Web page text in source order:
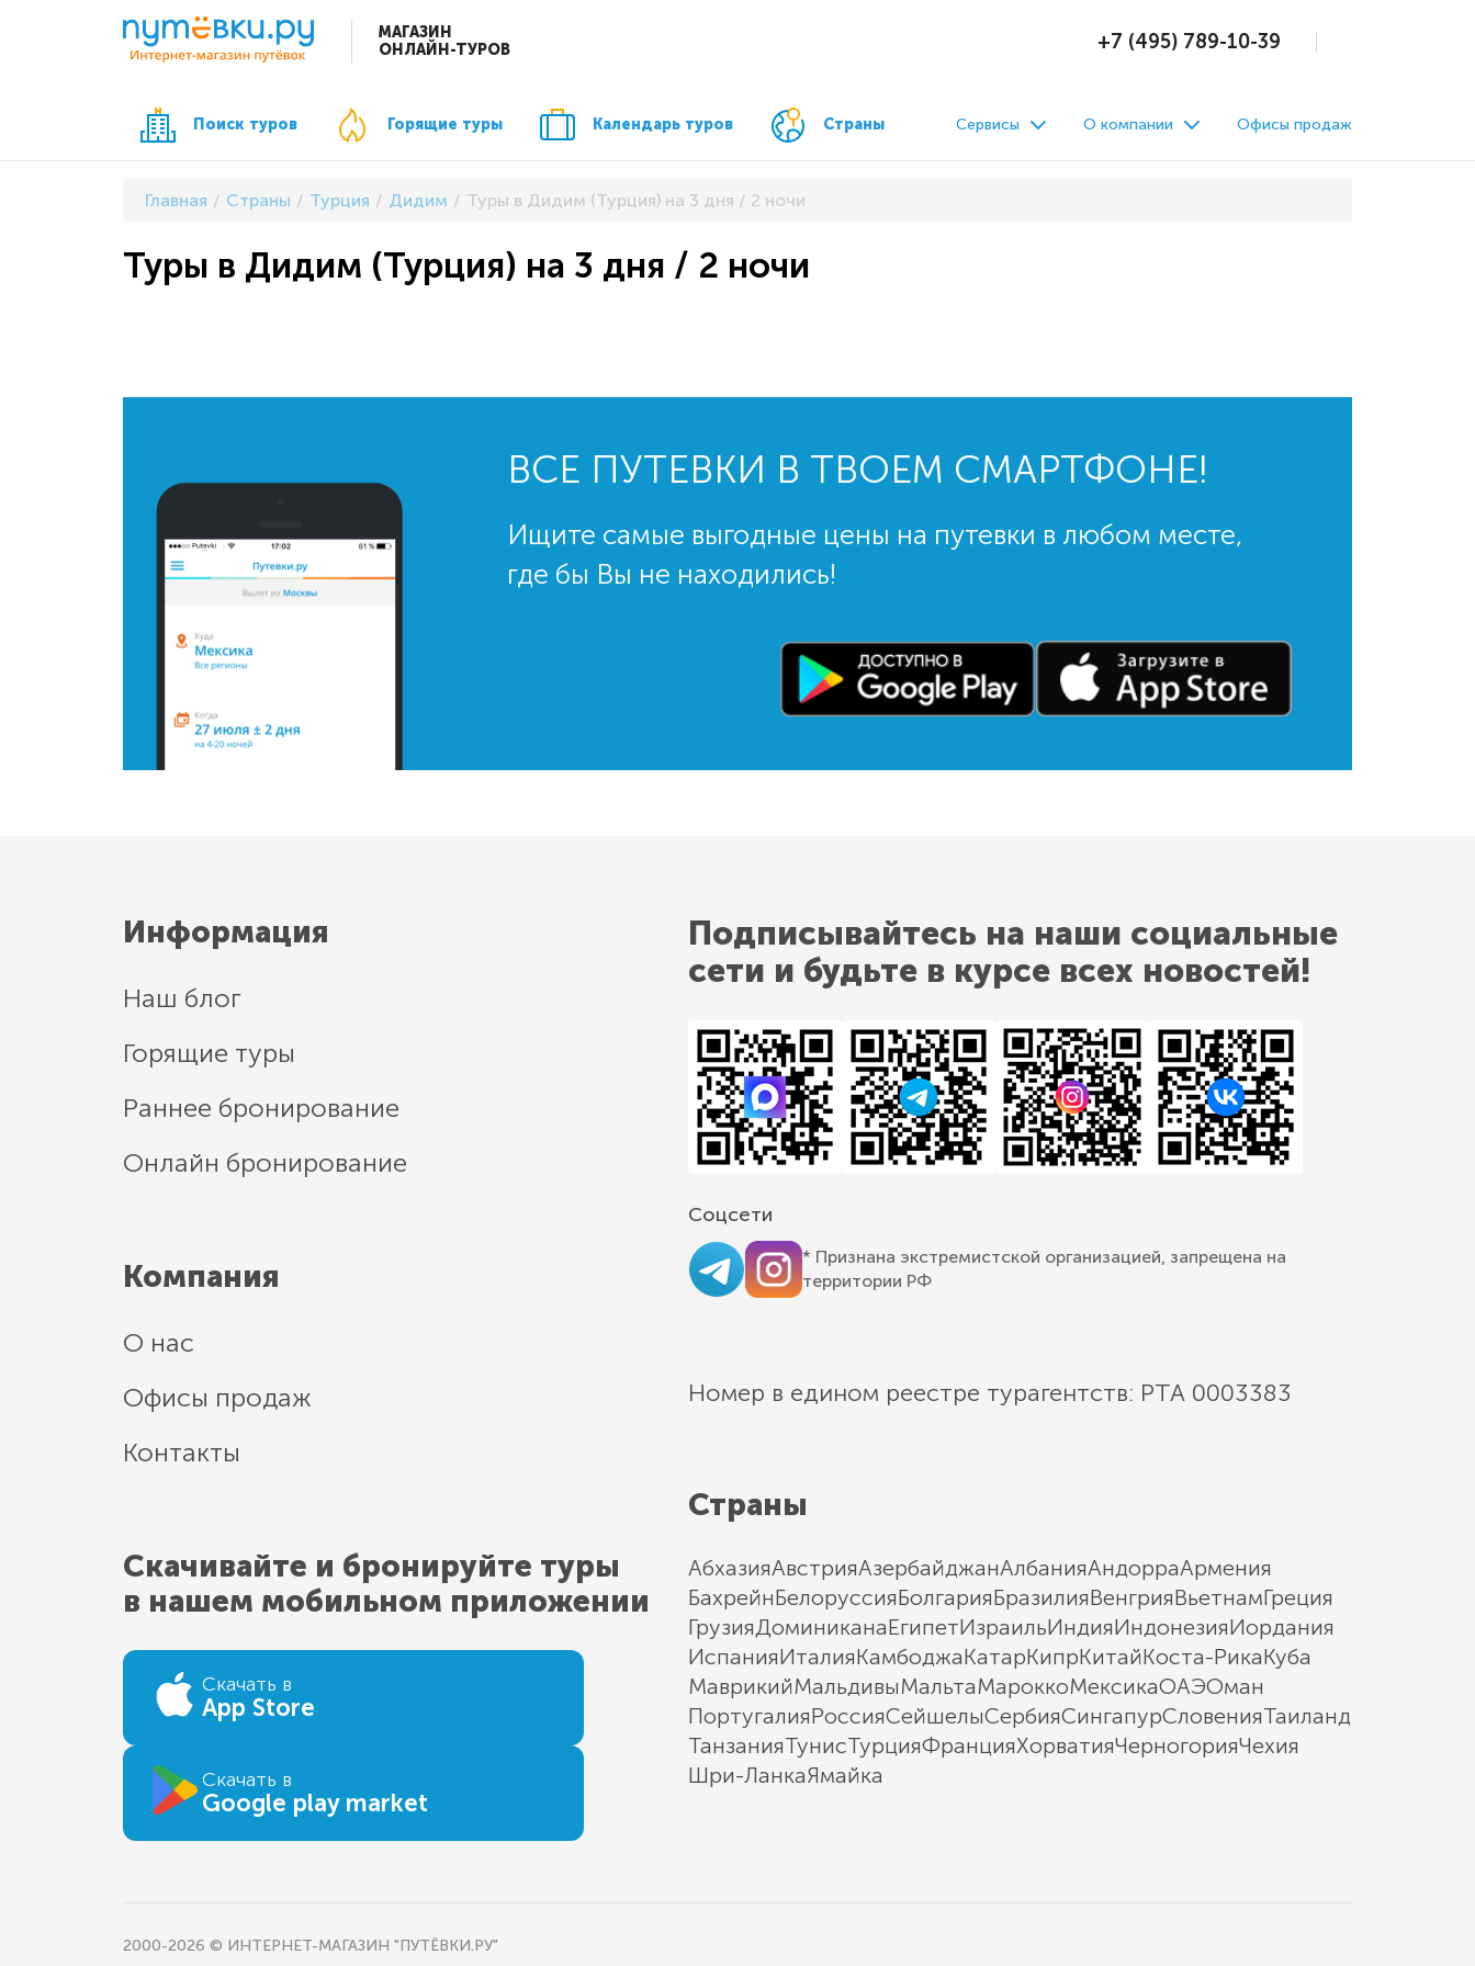
МАГАЗИН
ОНЛАЙН-ТУРОВ
+7 (495) 789-10-39
Поиск туров Горящие туры Календарь туров Страны Сервисы О компании Офисы продаж
Главная Страны Турция Дидим Туры в Дидим (Турция) на 3 дня / 2 ночи
Туры в Дидим (Турция) на 3 дня / 2 ночи
ВСЕ ПУТЕВКИ В ТВОЕМ СМАРТФОНЕ!
Ищите самые выгодные цены на путевки в любом месте,
где бы Вы не находились!
Информация
Наш блог
Горящие туры
Раннее бронирование
Онлайн бронирование
Компания
О нас
Офисы продаж
Контакты
Скачивайте и бронируйте туры
в нашем мобильном приложении
Скачать в
App Store
Скачать в
Google play market
Подписывайтесь на наши социальные
сети и будьте в курсе всех новостей!
Соцсети
* Признана экстремистской организацией, запрещена на
территории РФ
Номер в едином реестре турагентств: РТА 0003383
Страны
АбхазияАвстрияАзербайджанАлбанияАндорраАрмения
БахрейнБелоруссияБолгарияБразилияВенгрияВьетнамГреция
ГрузияДоминиканаЕгипетИзраильИндияИндонезияИордания
ИспанияИталияКамбоджаКатарКипрКитайКоста-РикаКуба
МаврикийМальдивыМальтаМароккоМексикаОАЭОман
ПортугалияРоссияСейшелыСербияСингапурСловенияТаиланд
ТанзанияТунисТурцияФранцияХорватияЧерногорияЧехия
Шри-ЛанкаЯмайка
2000-2026 © ИНТЕРНЕТ-МАГАЗИН "ПУТЁВКИ.РУ"